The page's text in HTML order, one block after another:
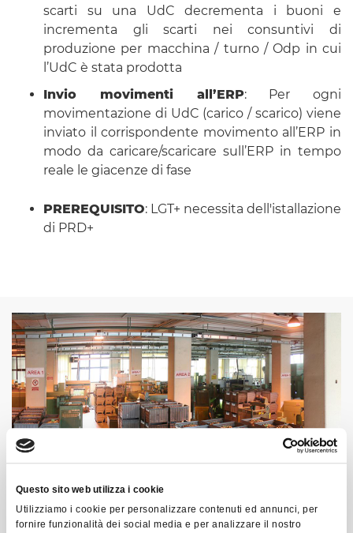
Questo sito web utilizza i cookie
Utilizziamo i cookie per personalizzare contenuti ed annunci, per
fornire funzionalità dei social media e per analizzare il nostro
scarti su una UdC decrementa i buoni e
incrementa gli scarti nei consuntivi di
produzione per macchina / turno / Odp in cui
l’UdC è stata prodotta
Invio movimenti all’ERP: Per ogni
movimentazione di UdC (carico / scarico) viene
inviato il corrispondente movimento all’ERP in
modo da caricare/scaricare sull’ERP in tempo
reale le giacenze di fase
PREREQUISITO: LGT+ necessita dell'istallazione
di PRD+